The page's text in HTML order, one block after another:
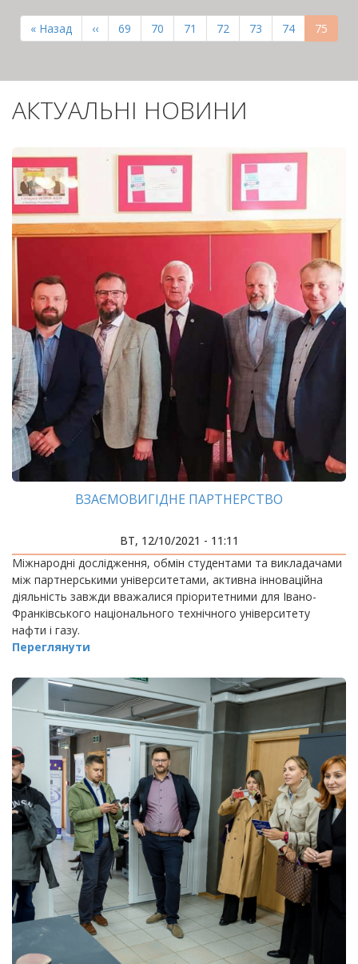
СТОРІНКИ
Перша
сторінка
« Назад
Попередня
сторінка
‹‹ Page
69 Page
70 Page
71 Page
72 Page
73 Page
74 75
АКТУАЛЬНІ НОВИНИ
ВЗАЄМОВИГІДНЕ ПАРТНЕРСТВО
ВТ, 12/10/2021 - 11:11
Міжнародні дослідження, обмін студентами та викладачами
між партнерськими університетами, активна інноваційна
діяльність завжди вважалися пріоритетними для Івано-
Франківського національного технічного університету
нафти і газу.
Переглянути